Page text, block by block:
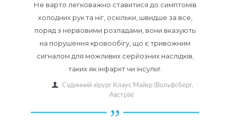
Не варто легковажно ставитися до симптомів
холодних рук та ніг, оскільки, швидше за все,
поряд з нервовими розладами, вони вказують
на порушення кровообігу, що є тривожним
сигналом для можливих серйозних наслідків,
таких як інфаркт чи інсульт.
Судинний хірург Клаус Майєр (Вольфсберг,
Австрія)